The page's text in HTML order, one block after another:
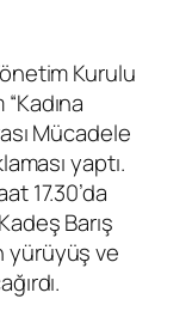
Kurulu
Mücadele
yaptı.
17.30’da
Barış
yürüyüş ve